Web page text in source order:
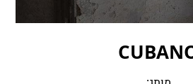
LAMBERT & FILS
ROGER PRADIER
PORSCHE